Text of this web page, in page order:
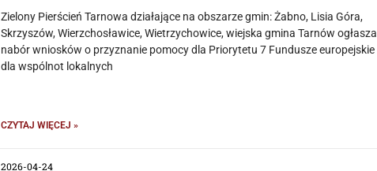
Zielony Pierścień Tarnowa działające na obszarze gmin: Żabno, Lisia Góra,
Skrzyszów, Wierzchosławice, Wietrzychowice, wiejska gmina Tarnów ogłasza
nabór wniosków o przyznanie pomocy dla Priorytetu 7 Fundusze europejskie
dla wspólnot lokalnych
CZYTAJ WIĘCEJ »
2026-04-24